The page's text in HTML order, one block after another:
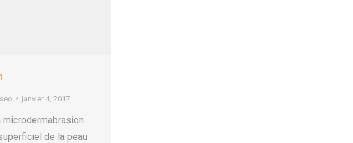
janvier 4, 2017
de la peau